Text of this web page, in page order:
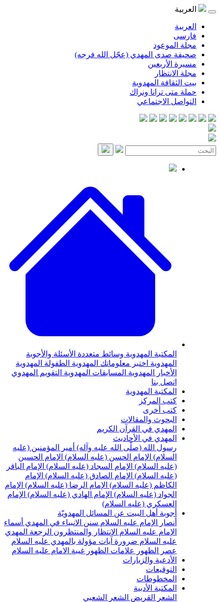
المهدي (عجّل الله فرجه)
المهدوية
ترانا ونراك
الاجتماعي
المهدويةوسائط متعددةالأسئلة والأجوبة
اختبر معلوماتك المهدويةالطفولة المهدوية
المهدويةالمسابقات المهدويةالتقويم المهدوي
المهدوية
والمقالات
في القرآن الكريم
في الأحاديث
الله (صلّى الله عليه وآله) أمير المؤمنين (عليه
الإمام الحسن (عليه السلام) الإمام الحسين
الإمام السجاد (عليه السلام) الإمام الباقر
الإمام الصادق (عليه السلام) الإمام
(عليه السلام) الإمام الرضا (عليه السلام) الإمام
(عليه السلام) الإمام الهادي (عليه السلام) الإمام
(عليه السلام)
أهل البيت عن المسائل المهدويّة
الإمام عليه السلامسنن الانبياء في المهديأسماء
عليه السلامالانتظار والمنتظرونالرجعةالمهدي
السلام ضرورة آيات مؤولة بالمهدي عليه السلام
علامات الظهورغيبة الامام عليه السلام
والزيارات
الأدبية
الشعر الشعبي